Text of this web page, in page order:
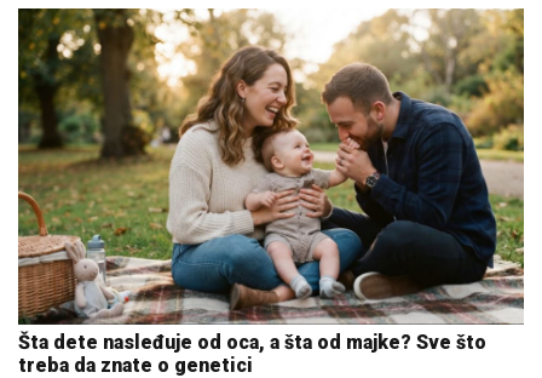
Šta dete nasleđuje od oca, a šta od majke? Sve što
treba da znate o genetici